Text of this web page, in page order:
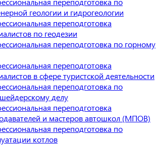
геологии и гидрогеологии
переподготовка
по геодезии
переподготовка по горному
переподготовка
в сфере туристской деятельности
переподготовка по
делу
переподготовка
и мастеров автошкол (МПОВ)
переподготовка по
котлов